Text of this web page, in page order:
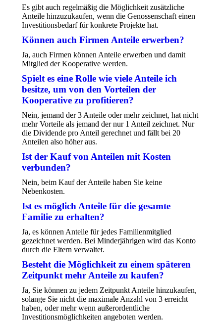
Es gibt auch regelmäßig die Möglichkeit zusätzliche
Anteile hinzuzukaufen, wenn die Genossenschaft einen
Investitionsbedarf für konkrete Projekte hat.
Können auch Firmen Anteile erwerben?
Ja, auch Firmen können Anteile erwerben und damit
Mitglied der Kooperative werden.
Spielt es eine Rolle wie viele Anteile ich
besitze, um von den Vorteilen der
Kooperative zu profitieren?
Nein, jemand der 3 Anteile oder mehr zeichnet, hat nicht
mehr Vorteile als jemand der nur 1 Anteil zeichnet. Nur
die Dividende pro Anteil gerechnet und fällt bei 20
Anteilen also höher aus.
Ist der Kauf von Anteilen mit Kosten
verbunden?
Nein, beim Kauf der Anteile haben Sie keine
Nebenkosten.
Ist es möglich Anteile für die gesamte
Familie zu erhalten?
Ja, es können Anteile für jedes Familienmitglied
gezeichnet werden. Bei Minderjährigen wird das Konto
durch die Eltern verwaltet.
Besteht die Möglichkeit zu einem späteren
Zeitpunkt mehr Anteile zu kaufen?
Ja, Sie können zu jedem Zeitpunkt Anteile hinzukaufen,
solange Sie nicht die maximale Anzahl von 3 erreicht
haben, oder mehr wenn außerordentliche
Investitionsmöglichkeiten angeboten werden.